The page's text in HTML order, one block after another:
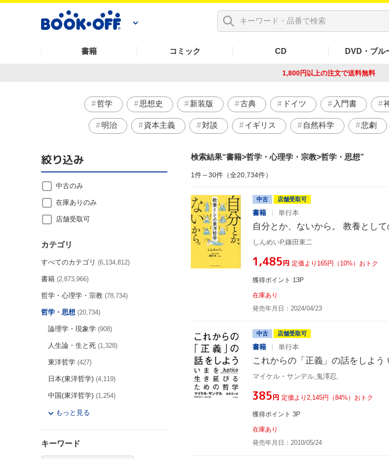
書籍 コミック CD DVD・ブル
1,800円以上の注文で送料無料
哲学 思想史 新装版 古典 ドイツ 入門書
明治 資本主義 対談 イギリス 自然科学 悲劇
検索結果 書籍>哲学・心理学・宗教>哲学・思想
1件～30件（全20,734件）
中古 店舗受取可
書籍 単行本
自分とか、ないから。 教養とし
しんめいP,鎌田東二
¥1,485円 定価より165円（10%）おトク
獲得ポイント 13P
在庫あり
発売年月日：2024/04/23
中古 店舗受取可
書籍 単行本
これからの「正義」の話をしよ
マイケル・サンデル,鬼澤忍,
¥385円 定価より2,145円（84%）おトク
獲得ポイント 3P
在庫あり
発売年月日：2010/05/24
絞り込み
中古のみ
在庫ありのみ
店舗受取可
カテゴリ
すべてのカテゴリ (6,134,812)
書籍 (2,873,966)
哲学・心理学・宗教 (78,734)
哲学・思想 (20,734)
論理学・現象学 (908)
人生論・生と死 (1,328)
東洋哲学 (427)
日本(東洋哲学) (4,119)
中国(東洋哲学) (1,254)
もっと見る
キーワード